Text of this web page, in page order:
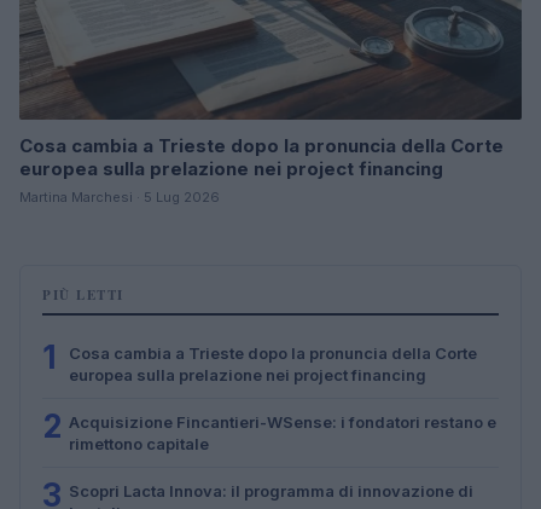
Cosa cambia a Trieste dopo la pronuncia della Corte
europea sulla prelazione nei project financing
Martina Marchesi · 5 Lug 2026
PIÙ LETTI
1
Cosa cambia a Trieste dopo la pronuncia della Corte
europea sulla prelazione nei project financing
2 Acquisizione Fincantieri-WSense: i fondatori restano e
rimettono capitale
3 Scopri Lacta Innova: il programma di innovazione di